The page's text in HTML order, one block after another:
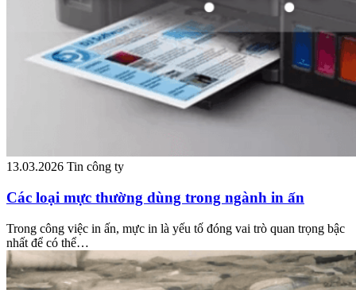
13.03.2026 Tin công ty
Các loại mực thường dùng trong ngành in ấn
Trong công việc in ấn, mực in là yếu tố đóng vai trò quan trọng bậc
nhất để có thể…